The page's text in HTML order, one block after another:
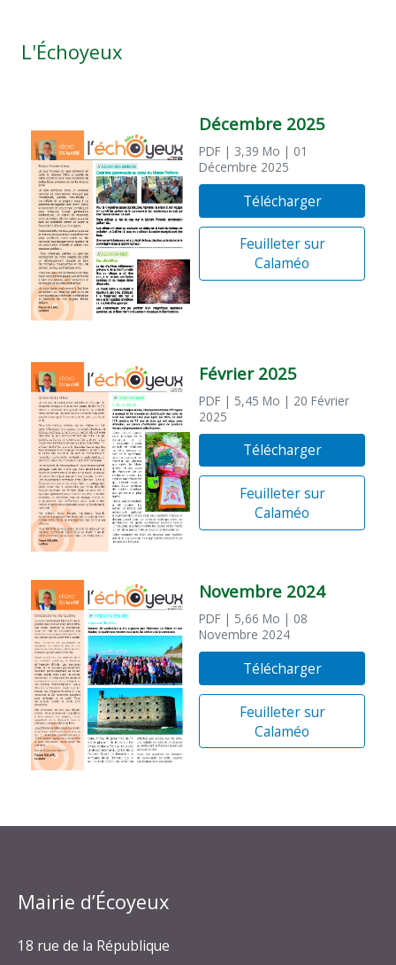
L'Échoyeux
Décembre 2025
PDF | 3,39 Mo | 01
Décembre 2025
Télécharger
Feuilleter sur
Calaméo
Février 2025
PDF | 5,45 Mo | 20 Février
2025
Télécharger
Feuilleter sur
Calaméo
Novembre 2024
PDF | 5,66 Mo | 08
Novembre 2024
Télécharger
Feuilleter sur
Calaméo
Mairie d’Écoyeux
18 rue de la République